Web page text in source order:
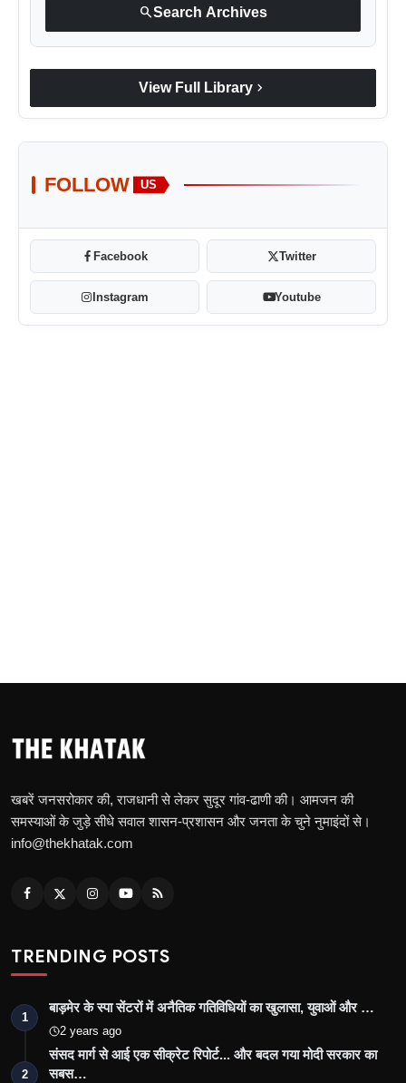
searchSearch Archives
View Full Library chevron_right
FOLLOW US
Facebook Twitter
Instagram Youtube
खबरें जनसरोकार की, राजधानी से लेकर सुदूर गांव-ढाणी की। आमजन की
समस्याओं के जुड़े सीधे सवाल शासन-प्रशासन और जनता के चुने नुमाइंदों से।
info@thekhatak.com
TRENDING POSTS
1
बाड़मेर के स्पा सेंटरों में अनैतिक गतिविधियों का खुलासा, युवाओं और …
2 years ago
2
संसद मार्ग से आई एक सीक्रेट रिपोर्ट... और बदल गया मोदी सरकार का
सबस…